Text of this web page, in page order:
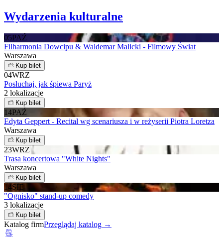
Wydarzenia kulturalne
05PAŹ
Filharmonia Dowcipu & Waldemar Malicki - Filmowy Świat
Warszawa
Kup bilet
04WRZ
Posłuchaj, jak śpiewa Paryż
2 lokalizacje
Kup bilet
14PAŹ
Edyta Geppert - Recital wg scenariusza i w reżyserii Piotra Loretza
Warszawa
Kup bilet
23WRZ
Trasa koncertowa "White Nights"
Warszawa
Kup bilet
14SIE
"Ognisko" stand-up comedy
3 lokalizacje
Kup bilet
Katalog firmPrzeglądaj katalog →